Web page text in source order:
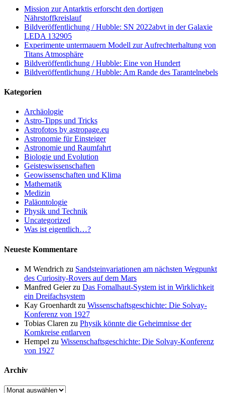
Mission zur Antarktis erforscht den dortigen
Nährstoffkreislauf
Bildveröffentlichung / Hubble: SN 2022abvt in der Galaxie
LEDA 132905
Experimente untermauern Modell zur Aufrechterhaltung von
Titans Atmosphäre
Bildveröffentlichung / Hubble: Eine von Hundert
Bildveröffentlichung / Hubble: Am Rande des Tarantelnebels
Kategorien
Archäologie
Astro-Tipps und Tricks
Astrofotos by astropage.eu
Astronomie für Einsteiger
Astronomie und Raumfahrt
Biologie und Evolution
Geisteswissenschaften
Geowissenschaften und Klima
Mathematik
Medizin
Paläontologie
Physik und Technik
Uncategorized
Was ist eigentlich…?
Neueste Kommentare
M Wendrich zu Sandsteinvariationen am nächsten Wegpunkt
des Curiosity-Rovers auf dem Mars
Manfred Geierzu Das Fomalhaut-System ist in Wirklichkeit
ein Dreifachsystem
Kay Groenhardt zu Wissenschaftsgeschichte: Die Solvay-
Konferenz von 1927
Tobias Claren zu Physik könnte die Geheimnisse der
Kornkreise entlarven
Hempel zu Wissenschaftsgeschichte: Die Solvay-Konferenz
von 1927
Archiv
Archiv